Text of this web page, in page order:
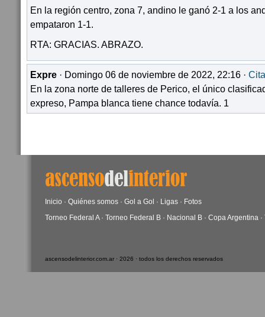
En la región centro, zona 7, andino le ganó 2-1 a los
empataron 1-1.
RTA: GRACIAS. ABRAZO.
Expre · Domingo 06 de noviembre de 2022, 22:16 ·
En la zona norte de talleres de Perico, el único
expreso, Pampa blanca tiene chance todavía. 1
Inicio · Quiénes somos · Gol a Gol · Ligas · Fotos
Torneo Federal A· Torneo Federal B · Nacional B · Copa Argentina ·
ascensodelinterior.com.ar · 2026 · todos los derechos reservados